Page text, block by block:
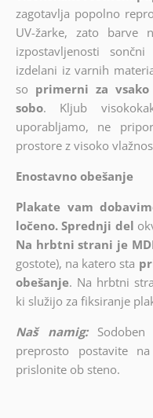
zagotavlja popolno
UV-žarke, zato
izpostavljenosti
izdelani iz varnih
so primerni za vsako
sobo. Kljub
uporabljamo, ne
prostore z visoko
Enostavno obešanje
Plakate vam
ločeno. Sprednji del
Na hrbtni strani je
gostote), na katero sta
obešanje. Na hrbtni
ki služijo za fiksiranje
Naš namig:
preprosto postavite
prislonite ob steno.